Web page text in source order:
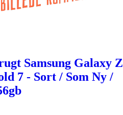
Samsung Galaxy Z
7 - Sort / Som Ny /